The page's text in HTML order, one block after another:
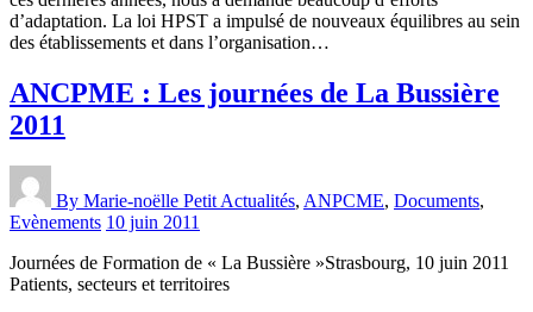
d’adaptation. La loi HPST a impulsé de nouveaux équilibres au sein
des établissements et dans l’organisation…
ANCPME : Les journées de La Bussière
2011
By Marie-noëlle Petit Actualités, ANPCME, Documents,
Evènements 10 juin 2011
Journées de Formation de « La Bussière »Strasbourg, 10 juin 2011
Patients, secteurs et territoires